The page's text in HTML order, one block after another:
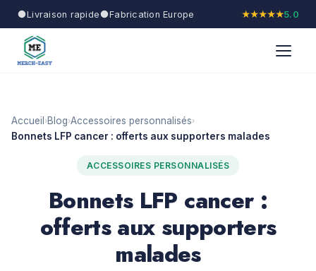
Livraison rapide Fabrication Europe ★★★★★5.0
Accueil ›Blog›Accessoires personnalisés›
Bonnets LFP cancer : offerts aux supporters malades
ACCESSOIRES PERSONNALISÉS
Bonnets LFP cancer :
offerts aux supporters
malades